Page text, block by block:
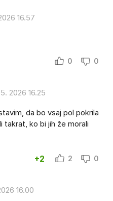
16.57
0 0
2026 16.25
da bo vsaj pol pokrila
takrat, ko bi jih že morali
+2 2 0
16.00